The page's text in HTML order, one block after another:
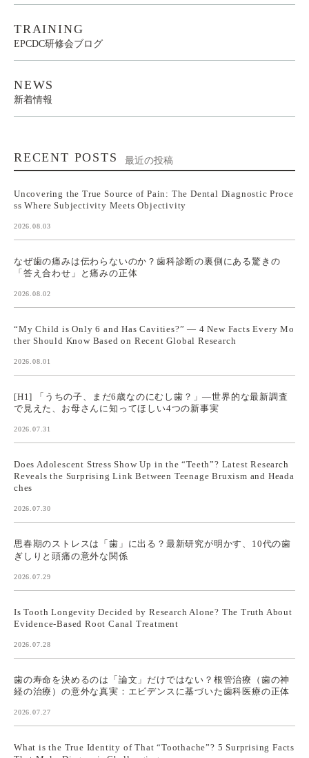
TRAINING
EPCDC研修会ブログ
NEWS
新着情報
RECENT POSTS 最近の投稿
Uncovering the True Source of Pain: The Dental Diagnostic Proce
ss Where Subjectivity Meets Objectivity
2026.08.03
なぜ歯の痛みは伝わらないのか？歯科診断の裏側にある驚きの
「答え合わせ」と痛みの正体
2026.08.02
“My Child is Only 6 and Has Cavities?” — 4 New Facts Every Mo
ther Should Know Based on Recent Global Research
2026.08.01
[H1] 「うちの子、まだ6歳なのにむし歯？」—世界的な最新調査
で見えた、お母さんに知ってほしい4つの新事実
2026.07.31
Does Adolescent Stress Show Up in the “Teeth”? Latest Research
Reveals the Surprising Link Between Teenage Bruxism and Heada
ches
2026.07.30
思春期のストレスは「歯」に出る？最新研究が明かす、10代の歯
ぎしりと頭痛の意外な関係
2026.07.29
Is Tooth Longevity Decided by Research Alone? The Truth About
Evidence-Based Root Canal Treatment
2026.07.28
歯の寿命を決めるのは「論文」だけではない？根管治療（歯の神
経の治療）の意外な真実：エビデンスに基づいた歯科医療の正体
2026.07.27
What is the True Identity of That “Toothache”? 5 Surprising Facts